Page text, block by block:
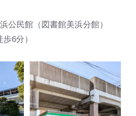
公民館（図書館美浜分館）
歩6分）